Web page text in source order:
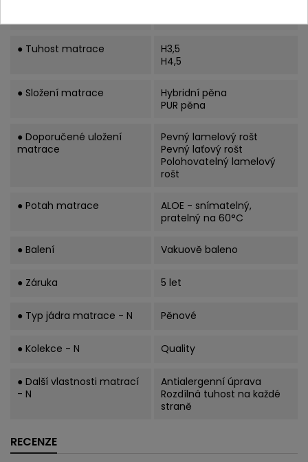
● Tuhost matrace
H3,5
H4,5
● Složení matrace
Hybridní pěna
PUR pěna
● Doporučené uložení
matrace
Pevný lamelový rošt
Pevný laťový rošt
Polohovatelný lamelový
rošt
● Potah matrace
ALOE - snímatelný,
pratelný na 60°C
● Balení Vakuově baleno
● Záruka 5 let
● Typ jádra matrace - N Pěnové
● Kolekce - N Quality
● Další vlastnosti matrací
- N
Antialergenní úprava
Rozdílná tuhost na každé
straně
RECENZE